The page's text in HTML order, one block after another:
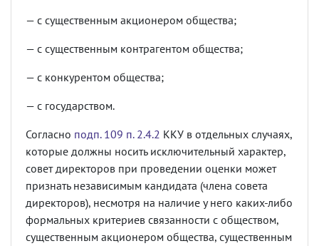
— с существенным акционером общества;
— с существенным контрагентом общества;
— с конкурентом общества;
— с государством.
Согласно подп. 109 п. 2.4.2 ККУ в отдельных случаях,
которые должны носить исключительный характер,
совет директоров при проведении оценки может
признать независимым кандидата (члена совета
директоров), несмотря на наличие у него каких-либо
формальных критериев связанности с обществом,
существенным акционером общества, существенным